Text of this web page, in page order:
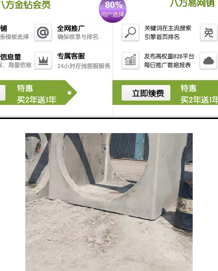
检查井在设计时充分考虑了工作人员的安全需求。它们
配备了坚固的井盖和防滑的井壁，确保了工作人员在检
修过程中的安全。